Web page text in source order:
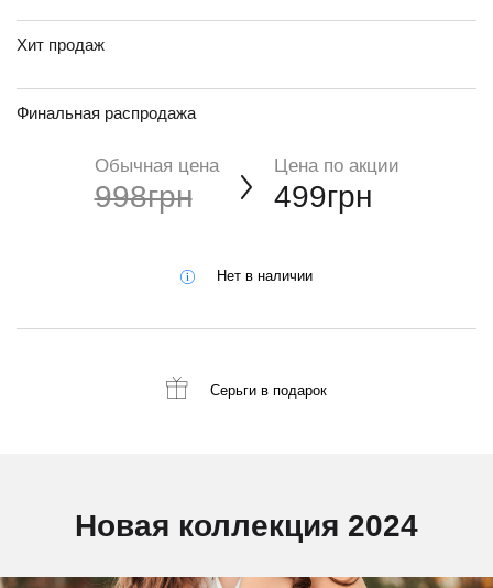
Хит продаж
Финальная распродажа
Обычная цена
998грн
Цена по акции
499грн
Нет в наличии
Серьги в подарок
Новая коллекция 2024